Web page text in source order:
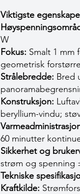
Viktigste
W
Fokus: Smalt 1 mm
geometrisk
Strålebredde: Bred
Konstruksjon:
beryllium-vindu;
60 minutter
Sikkerhet og
strøm og spenning
Tekniske
Kraftkilde: